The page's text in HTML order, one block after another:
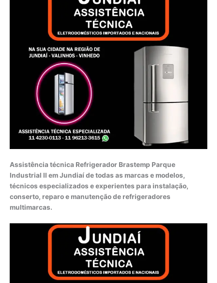
Assistência técnica Refrigerador Brastemp Parque
Industrial II em Jundiaí de todas as marcas e modelos,
técnicos especializados e experientes para instalação,
conserto, reparo e manutenção de refrigeradores
multimarcas.